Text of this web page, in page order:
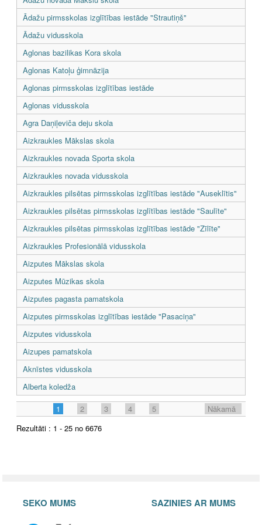
Ādažu pirmsskolas izglītības iestāde "Strautiņš"
Ādažu vidusskola
Aglonas bazilikas Kora skola
Aglonas Katoļu ģimnāzija
Aglonas pirmsskolas izglītības iestāde
Aglonas vidusskola
Agra Daņiļeviča deju skola
Aizkraukles Mākslas skola
Aizkraukles novada Sporta skola
Aizkraukles novada vidusskola
Aizkraukles pilsētas pirmsskolas izglītības iestāde "Auseklītis"
Aizkraukles pilsētas pirmsskolas izglītības iestāde "Saulīte"
Aizkraukles pilsētas pirmsskolas izglītības iestāde "Zīlīte"
Aizkraukles Profesionālā vidusskola
Aizputes Mākslas skola
Aizputes Mūzikas skola
Aizputes pagasta pamatskola
Aizputes pirmsskolas izglītības iestāde "Pasaciņa"
Aizputes vidusskola
Aizupes pamatskola
Aknīstes vidusskola
Alberta koledža
1
2 3 4 5
Nākamā
Rezultāti : 1 - 25 no 6676
SEKO MUMS SAZINIES AR MUMS